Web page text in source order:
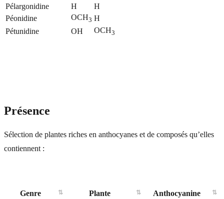
Pélargonidine H
H
Péonidine
OCH3 H
Pétunidine
OH OCH3
Présence
Sélection de plantes riches en anthocyanes et de composés qu’elles
contiennent :
Genre Plante Anthocyanine